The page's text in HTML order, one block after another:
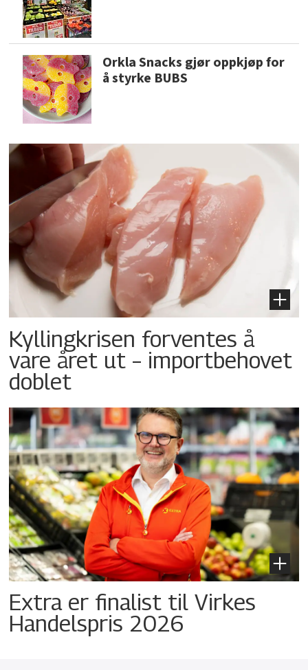
Orkla Snacks gjør oppkjøp for
å styrke BUBS
Kyllingkrisen forventes å
vare året ut – importbehovet
doblet
Extra er finalist til Virkes
Handelspris 2026